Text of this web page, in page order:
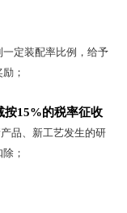
定装配率比例，给予
；
按15%的税率征收
品、新工艺发生的研
；